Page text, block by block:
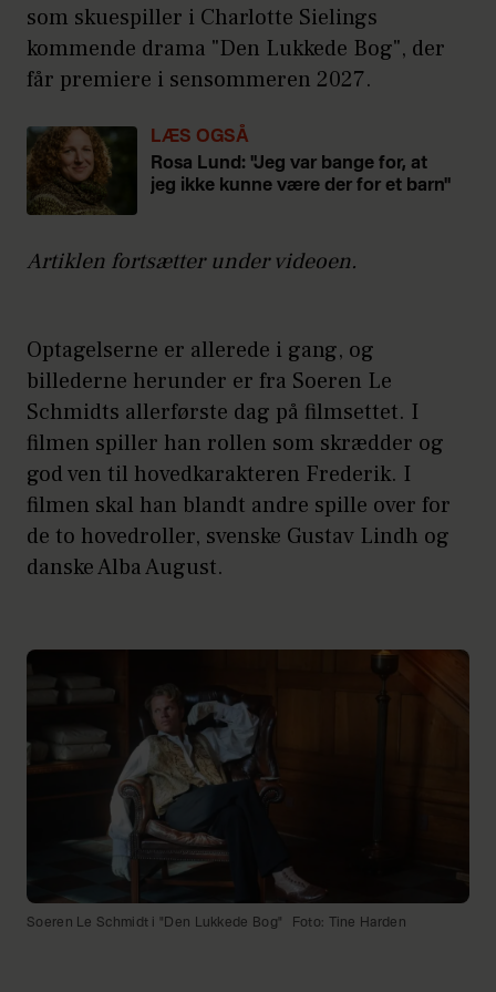
som skuespiller i Charlotte Sielings
kommende drama "Den Lukkede Bog", der
får premiere i sensommeren 2027.
LÆS OGSÅ
Rosa Lund: "Jeg var bange for, at
jeg ikke kunne være der for et barn"
Artiklen fortsætter under videoen.
Optagelserne er allerede i gang, og
billederne herunder er fra Soeren Le
Schmidts allerførste dag på filmsettet. I
filmen spiller han rollen som skrædder og
god ven til hovedkarakteren Frederik. I
filmen skal han blandt andre spille over for
de to hovedroller, svenske Gustav Lindh og
danske Alba August.
Soeren Le Schmidt i "Den Lukkede Bog" Foto: Tine Harden